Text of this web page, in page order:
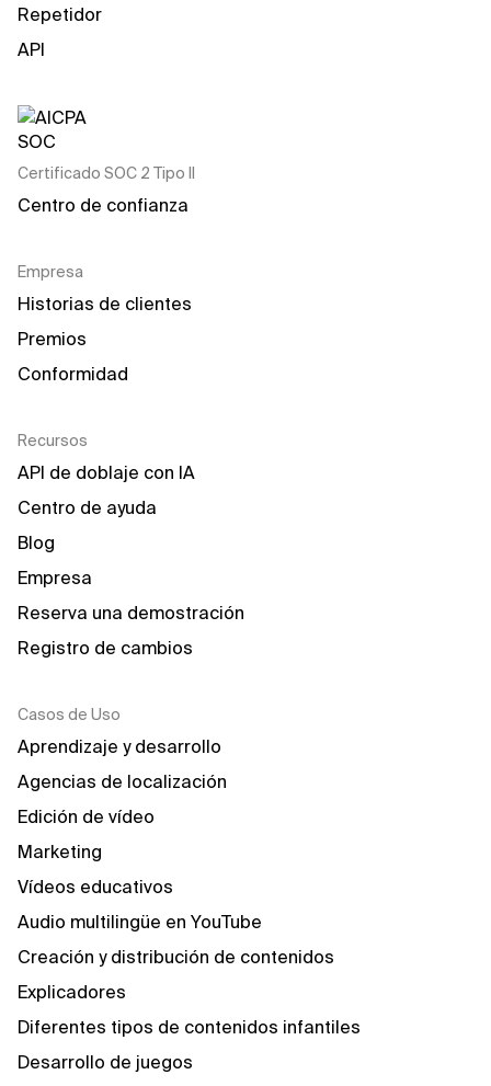
Repetidor
API
Certificado SOC 2 Tipo II
Centro de confianza
Empresa
Historias de clientes
Premios
Conformidad
Recursos
API de doblaje con IA
Centro de ayuda
Blog
Empresa
Reserva una demostración
Registro de cambios
Casos de Uso
Aprendizaje y desarrollo
Agencias de localización
Edición de vídeo
Marketing
Vídeos educativos
Audio multilingüe en YouTube
Creación y distribución de contenidos
Explicadores
Diferentes tipos de contenidos infantiles
Desarrollo de juegos